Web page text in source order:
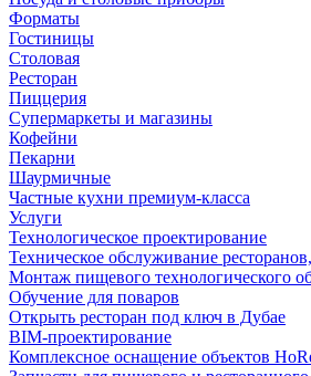
Форматы
Гостиницы
Столовая
Ресторан
Пиццерия
Супермаркеты и магазины
Кофейни
Пекарни
Шаурмичные
Частные кухни премиум-класса
Услуги
Технологическое проектирование
Техническое обслуживание
Монтаж пищевого технологического
Обучение для поваров
Открыть ресторан под ключ в Дубае
BIM-проектирование
Комплексное оснащение объектов